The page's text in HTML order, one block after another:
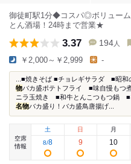
御徒町駅1分◆コスパ◎ボリューム
とん酒場！24時まで営業★
3.37 194 人
￥2,000～￥2,999 -
...■焼きそば ■チョレギサラダ ■昭
物バカ盛ポテトフライ ■味自慢も
ニラ玉焼き ■和牛とんこつもつ鍋
名物バカ盛り！バカ盛鳥唐揚げ...
空席
情報
土
8/8
日
9
月
10